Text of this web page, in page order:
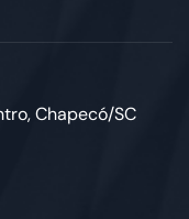
Chapecó/SC